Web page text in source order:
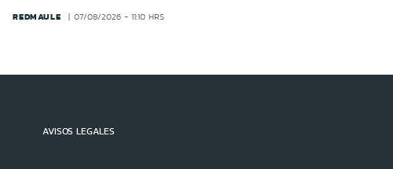
REDMAULE 07/08/2026 - 11:10 HRS
AVISOS LEGALES